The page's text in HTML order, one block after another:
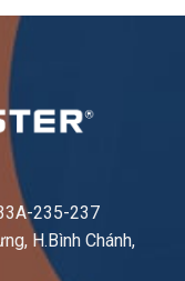
235-237
H.Bình Chánh,